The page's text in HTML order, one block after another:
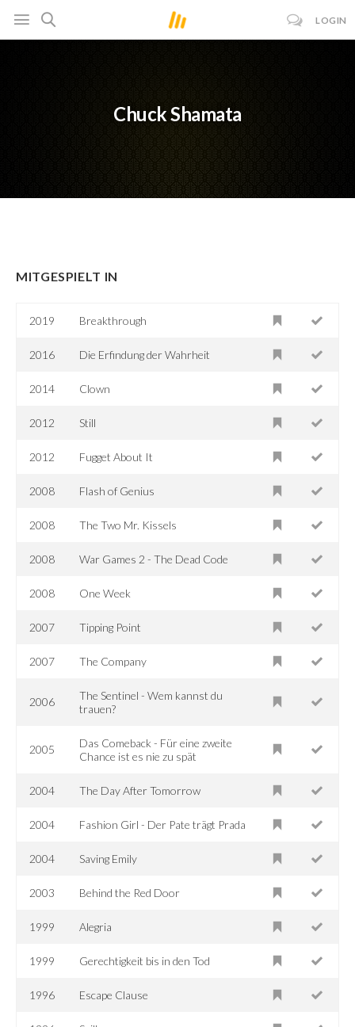
LOGIN
Chuck Shamata
MITGESPIELT IN
2019 Breakthrough
2016 Die Erfindung der Wahrheit
2014 Clown
2012 Still
2012 Fugget About It
2008 Flash of Genius
2008 The Two Mr. Kissels
2008 War Games 2 - The Dead Code
2008 One Week
2007 Tipping Point
2007 The Company
2006
The Sentinel - Wem kannst du
trauen?
2005
Das Comeback - Für eine zweite
Chance ist es nie zu spät
2004 The Day After Tomorrow
2004 Fashion Girl - Der Pate trägt Prada
2004 Saving Emily
2003 Behind the Red Door
1999 Alegria
1999 Gerechtigkeit bis in den Tod
1996 Escape Clause